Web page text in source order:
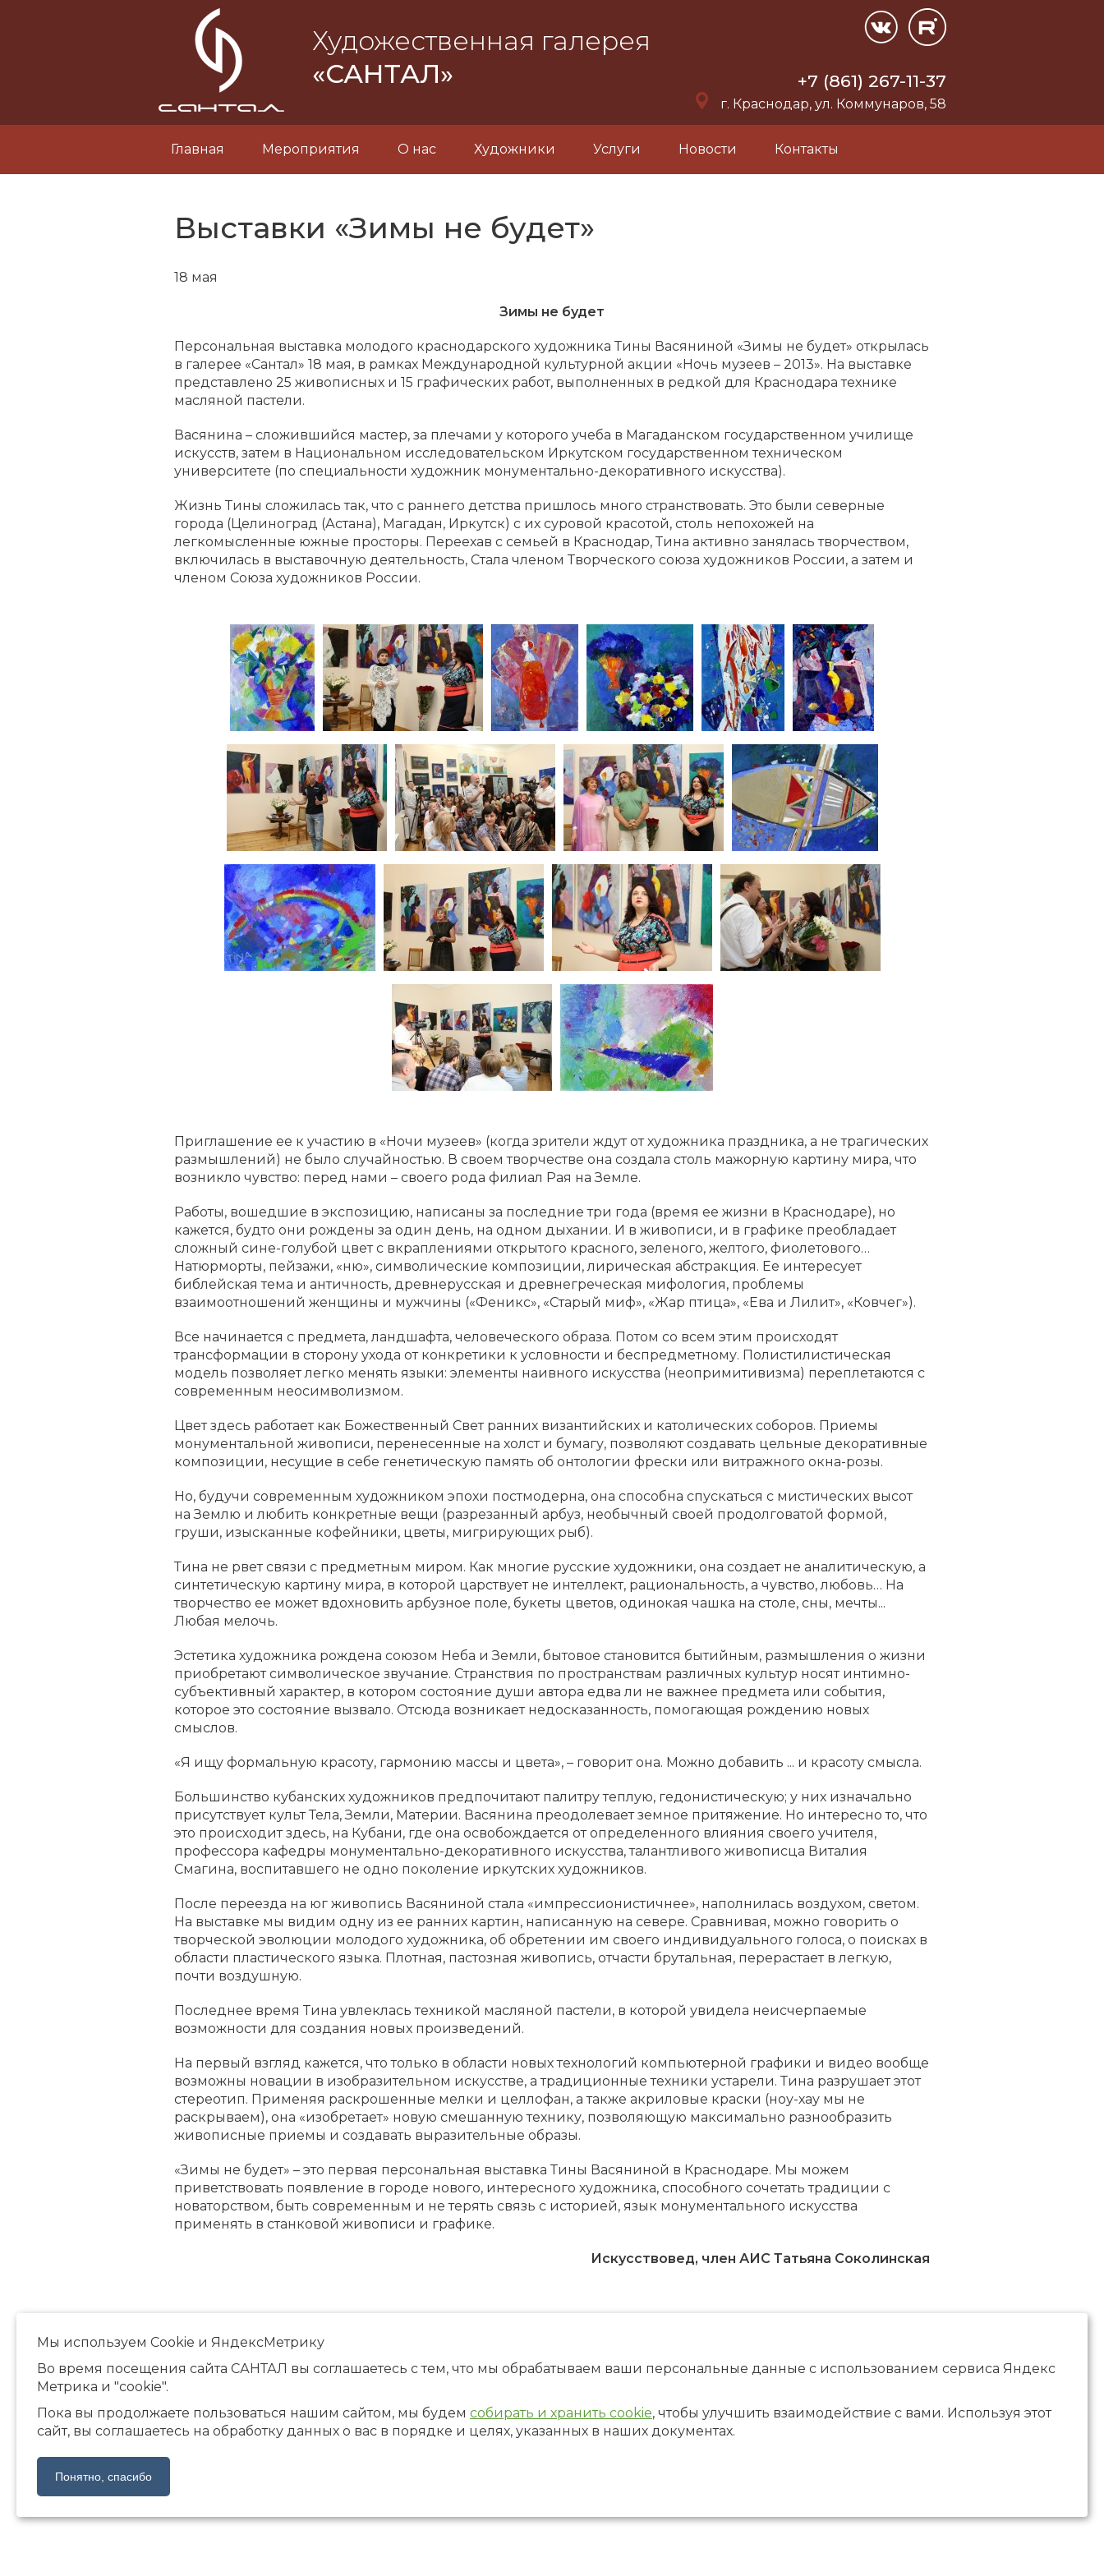
Художественная галерея
«САНТАЛ»
+7 (861) 267-11-37
г. Краснодар, ул. Коммунаров, 58
Главная Мероприятия О нас Художники Услуги Новости Контакты
Выставки «Зимы не будет»
18 мая
Зимы не будет
Персональная выставка молодого краснодарского художника Тины Васяниной «Зимы не будет» открылась
в галерее «Сантал» 18 мая, в рамках Международной культурной акции «Ночь музеев – 2013». На выставке
представлено 25 живописных и 15 графических работ, выполненных в редкой для Краснодара технике
масляной пастели.
Васянина – сложившийся мастер, за плечами у которого учеба в Магаданском государственном училище
искусств, затем в Национальном исследовательском Иркутском государственном техническом
университете (по специальности художник монументально-декоративного искусства).
Жизнь Тины сложилась так, что с раннего детства пришлось много странствовать. Это были северные
города (Целиноград (Астана), Магадан, Иркутск) с их суровой красотой, столь непохожей на
легкомысленные южные просторы. Переехав с семьей в Краснодар, Тина активно занялась творчеством,
включилась в выставочную деятельность, Стала членом Творческого союза художников России, а затем и
членом Союза художников России.
Приглашение ее к участию в «Ночи музеев» (когда зрители ждут от художника праздника, а не трагических
размышлений) не было случайностью. В своем творчестве она создала столь мажорную картину мира, что
возникло чувство: перед нами – своего рода филиал Рая на Земле.
Работы, вошедшие в экспозицию, написаны за последние три года (время ее жизни в Краснодаре), но
кажется, будто они рождены за один день, на одном дыхании. И в живописи, и в графике преобладает
сложный сине-голубой цвет с вкраплениями открытого красного, зеленого, желтого, фиолетового…
Натюрморты, пейзажи, «ню», символические композиции, лирическая абстракция. Ее интересует
библейская тема и античность, древнерусская и древнегреческая мифология, проблемы
взаимоотношений женщины и мужчины («Феникс», «Старый миф», «Жар птица», «Ева и Лилит», «Ковчег»).
Все начинается с предмета, ландшафта, человеческого образа. Потом со всем этим происходят
трансформации в сторону ухода от конкретики к условности и беспредметному. Полистилистическая
модель позволяет легко менять языки: элементы наивного искусства (неопримитивизма) переплетаются с
современным неосимволизмом.
Цвет здесь работает как Божественный Свет ранних византийских и католических соборов. Приемы
монументальной живописи, перенесенные на холст и бумагу, позволяют создавать цельные декоративные
композиции, несущие в себе генетическую память об онтологии фрески или витражного окна-розы.
Но, будучи современным художником эпохи постмодерна, она способна спускаться с мистических высот
на Землю и любить конкретные вещи (разрезанный арбуз, необычный своей продолговатой формой,
груши, изысканные кофейники, цветы, мигрирующих рыб).
Тина не рвет связи с предметным миром. Как многие русские художники, она создает не аналитическую, а
синтетическую картину мира, в которой царствует не интеллект, рациональность, а чувство, любовь… На
творчество ее может вдохновить арбузное поле, букеты цветов, одинокая чашка на столе, сны, мечты...
Любая мелочь.
Эстетика художника рождена союзом Неба и Земли, бытовое становится бытийным, размышления о жизни
приобретают символическое звучание. Странствия по пространствам различных культур носят интимно-
субъективный характер, в котором состояние души автора едва ли не важнее предмета или события,
которое это состояние вызвало. Отсюда возникает недосказанность, помогающая рождению новых
смыслов.
«Я ищу формальную красоту, гармонию массы и цвета», – говорит она. Можно добавить ... и красоту смысла.
Большинство кубанских художников предпочитают палитру теплую, гедонистическую; у них изначально
присутствует культ Тела, Земли, Материи. Васянина преодолевает земное притяжение. Но интересно то, что
это происходит здесь, на Кубани, где она освобождается от определенного влияния своего учителя,
профессора кафедры монументально-декоративного искусства, талантливого живописца Виталия
Смагина, воспитавшего не одно поколение иркутских художников.
После переезда на юг живопись Васяниной стала «импрессионистичнее», наполнилась воздухом, светом.
На выставке мы видим одну из ее ранних картин, написанную на севере. Сравнивая, можно говорить о
творческой эволюции молодого художника, об обретении им своего индивидуального голоса, о поисках в
области пластического языка. Плотная, пастозная живопись, отчасти брутальная, перерастает в легкую,
почти воздушную.
Последнее время Тина увлеклась техникой масляной пастели, в которой увидела неисчерпаемые
возможности для создания новых произведений.
На первый взгляд кажется, что только в области новых технологий компьютерной графики и видео вообще
возможны новации в изобразительном искусстве, а традиционные техники устарели. Тина разрушает этот
стереотип. Применяя раскрошенные мелки и целлофан, а также акриловые краски (ноу-хау мы не
раскрываем), она «изобретает» новую смешанную технику, позволяющую максимально разнообразить
живописные приемы и создавать выразительные образы.
«Зимы не будет» – это первая персональная выставка Тины Васяниной в Краснодаре. Мы можем
приветствовать появление в городе нового, интересного художника, способного сочетать традиции с
новаторством, быть современным и не терять связь с историей, язык монументального искусства
применять в станковой живописи и графике.
Искусствовед, член АИС Татьяна Соколинская
Мы используем Сookie и ЯндексМетрику
Во время посещения сайта САНТАЛ вы соглашаетесь с тем, что мы обрабатываем ваши персональные данные с использованием сервиса Яндекс
Метрика и "cookie".
Пока вы продолжаете пользоваться нашим сайтом, мы будем собирать и хранить cookie, чтобы улучшить взаимодействие с вами. Используя этот
сайт, вы соглашаетесь на обработку данных о вас в порядке и целях, указанных в наших документах.
Понятно, спасибо